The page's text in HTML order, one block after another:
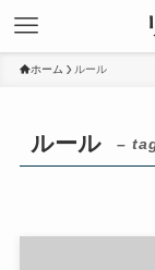
ホーム ルール
ルール –